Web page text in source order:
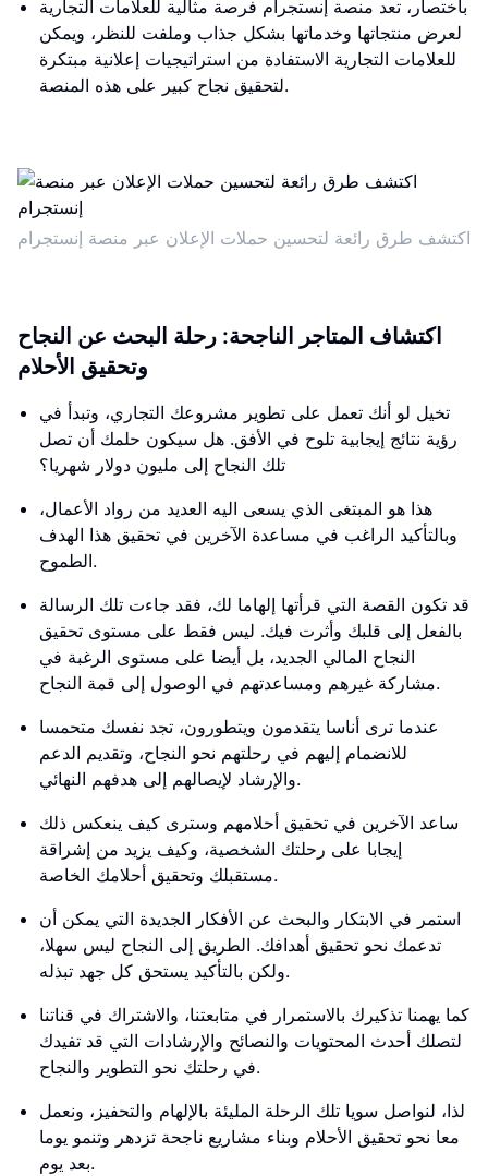
باختصار، تعد منصة إنستجرام فرصة مثالية للعلامات التجارية
لعرض منتجاتها وخدماتها بشكل جذاب وملفت للنظر، ويمكن
للعلامات التجارية الاستفادة من استراتيجيات إعلانية مبتكرة
لتحقيق نجاح كبير على هذه المنصة.
اكتشف طرق رائعة لتحسين حملات الإعلان عبر منصة إنستجرام
اكتشاف المتاجر الناجحة: رحلة البحث عن النجاح
وتحقيق الأحلام
تخيل لو أنك تعمل على تطوير مشروعك التجاري، وتبدأ في
رؤية نتائج إيجابية تلوح في الأفق. هل سيكون حلمك أن تصل
تلك النجاح إلى مليون دولار شهريا؟
هذا هو المبتغى الذي يسعى اليه العديد من رواد الأعمال،
وبالتأكيد الراغب في مساعدة الآخرين في تحقيق هذا الهدف
الطموح.
قد تكون القصة التي قرأتها إلهاما لك، فقد جاءت تلك الرسالة
بالفعل إلى قلبك وأثرت فيك. ليس فقط على مستوى تحقيق
النجاح المالي الجديد، بل أيضا على مستوى الرغبة في
مشاركة غيرهم ومساعدتهم في الوصول إلى قمة النجاح.
عندما ترى أناسا يتقدمون ويتطورون، تجد نفسك متحمسا
للانضمام إليهم في رحلتهم نحو النجاح، وتقديم الدعم
والإرشاد لإيصالهم إلى هدفهم النهائي.
ساعد الآخرين في تحقيق أحلامهم وسترى كيف ينعكس ذلك
إيجابا على رحلتك الشخصية، وكيف يزيد من إشراقة
مستقبلك وتحقيق أحلامك الخاصة.
استمر في الابتكار والبحث عن الأفكار الجديدة التي يمكن أن
تدعمك نحو تحقيق أهدافك. الطريق إلى النجاح ليس سهلا،
ولكن بالتأكيد يستحق كل جهد تبذله.
كما يهمنا تذكيرك بالاستمرار في متابعتنا، والاشتراك في قناتنا
لتصلك أحدث المحتويات والنصائح والإرشادات التي قد تفيدك
في رحلتك نحو التطوير والنجاح.
لذا، لنواصل سويا تلك الرحلة المليئة بالإلهام والتحفيز، ونعمل
معا نحو تحقيق الأحلام وبناء مشاريع ناجحة تزدهر وتنمو يوما
بعد يوم.